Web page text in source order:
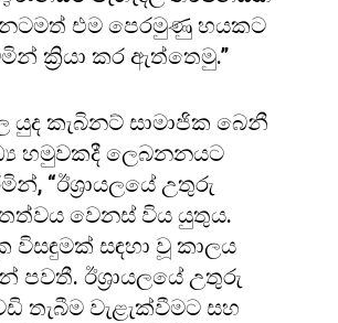
එම පෙරමුණු හයකට
ක්‍රියා කර ඇත්තෙමු.”
යුද කැබිනට් සාමාජික බෙනී
හමුවකදී ලෙබනනයට
“ඊශ්‍රායලයේ උතුරු
තත්වය වෙනස් විය යුතුය.
විසඳුමක් සඳහා වූ කාලය
පවතී. ඊශ්‍රායලයේ උතුරු
තැබීම වැළැක්වීමට සහ